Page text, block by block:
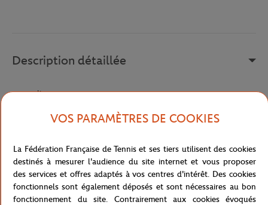
Description détaillée
a remplir
Référence : HP9717
Caractéristiques
VOS PARAMÈTRES DE COOKIES
La Fédération Française de Tennis et ses tiers utilisent des cookies
destinés à mesurer l'audience du site internet et vous proposer
des services et offres adaptés à vos centres d'intérêt. Des cookies
fonctionnels sont également déposés et sont nécessaires au bon
fonctionnement du site. Contrairement aux cookies évoqués